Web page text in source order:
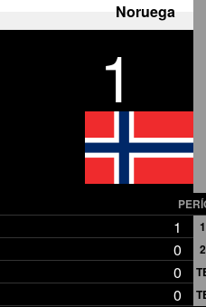
Noruega
1
1 1
0
2
0
0